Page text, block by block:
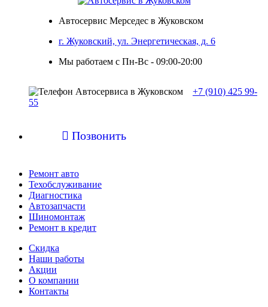
Автосервис Мерседес в Жуковском
г. Жуковский, ул. Энергетическая, д. 6
Мы работаем с Пн-Вc - 09:00-20:00
+7 (910) 425 99-
55
 Позвонить
Ремонт авто
Техобслуживание
Диагностика
Автозапчасти
Шиномонтаж
Ремонт в кредит
Скидка
Наши работы
Акции
О компании
Контакты